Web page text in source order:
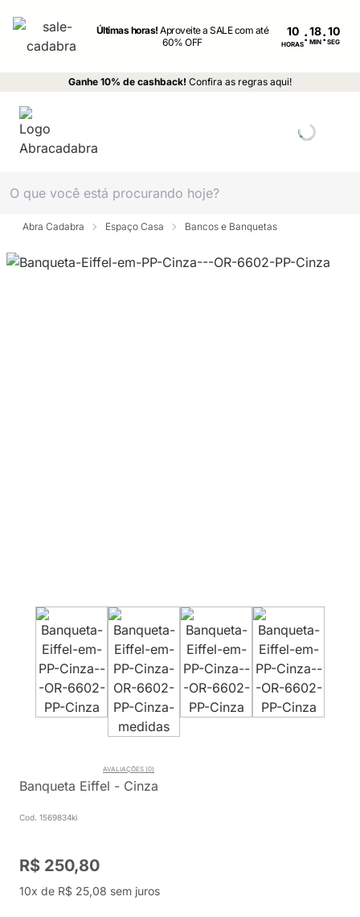
Últimas horas!Aproveite a SALE com até
60% OFF
10
HORAS: MIN : SEG
Ganhe 10% de cashback! Confira as regras aqui!
Abra Cadabra Espaço Casa Bancos e Banquetas
Banqueta Eiffel - Cinza
Cod. 1569834ki
AVALIAÇÕES (0)
R$ 250,80
10x de R$ 25,08 sem juros